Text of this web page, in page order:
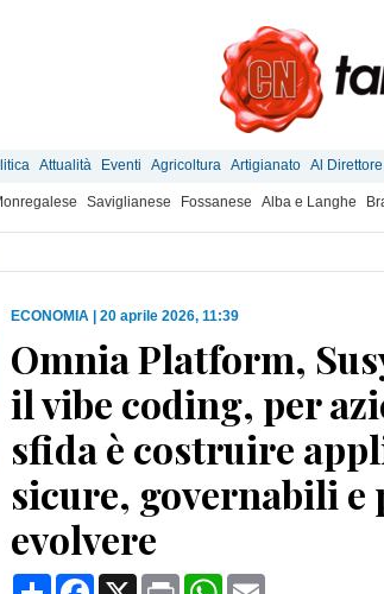
Attualità Eventi Agricoltura Artigianato Al Direttore
Saviglianese Fossanese Alba e Langhe
ECONOMIA 20 aprile 2026, 11:39
Omnia Platform,
il vibe coding, per
sfida è costruire
sicure, governabili e
evolvere
CondividiFacebook
X Print WhatsApp